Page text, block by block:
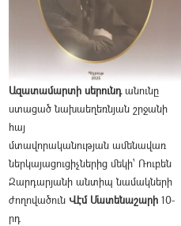
Ազատամարտի սերունդանունը
ստացած նախաեղեռնյան շրջանի
հայ
մտավորականության ամենավառ
ներկայացուցիչներից մեկի՝ Ռուբեն
Զարդարյանի անտիպ նամակների
ժողովածուն Վէմ Մատենաշարի 10-
րդ